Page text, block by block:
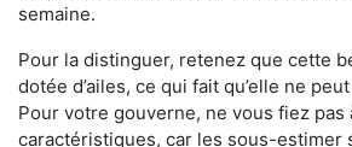
semaine.
Pour la distinguer, retenez que cette
dotée d’ailes, ce qui fait qu’elle ne
Pour votre gouverne, ne vous fiez pas
caractéristiques, car les sous-estimer